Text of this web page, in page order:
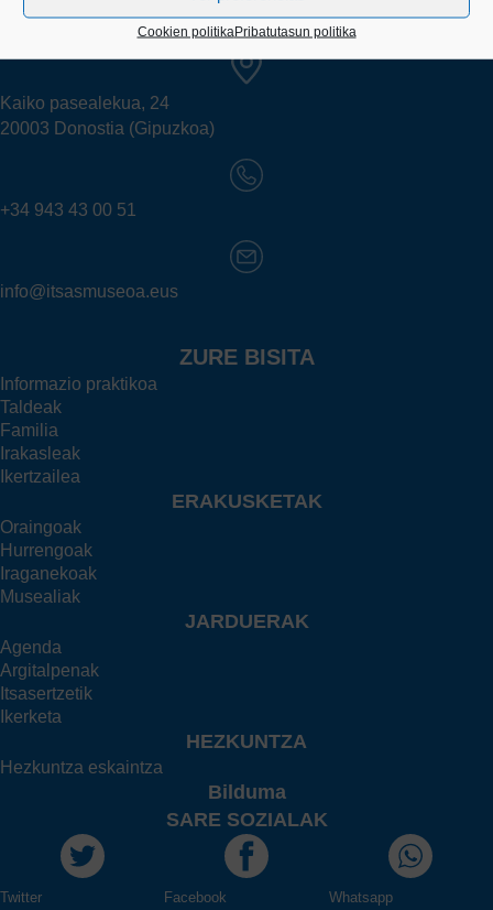
Cookien politikaPribatutasun politika
Kaiko pasealekua, 24
20003 Donostia (Gipuzkoa)
+34 943 43 00 51
info@itsasmuseoa.eus
ZURE BISITA
Informazio praktikoa
Taldeak
Familia
Irakasleak
Ikertzailea
ERAKUSKETAK
Oraingoak
Hurrengoak
Iraganekoak
Musealiak
JARDUERAK
Agenda
Argitalpenak
Itsasertzetik
Ikerketa
HEZKUNTZA
Hezkuntza eskaintza
Bilduma
SARE SOZIALAK
Twitter Facebook Whatsapp